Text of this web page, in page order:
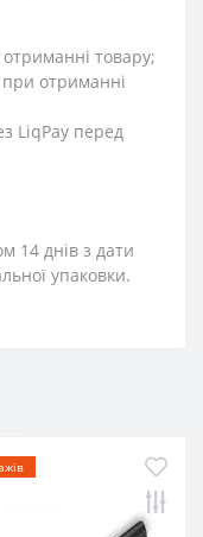
товару;
отриманні
LiqPay перед
14 днів з дати
упаковки.